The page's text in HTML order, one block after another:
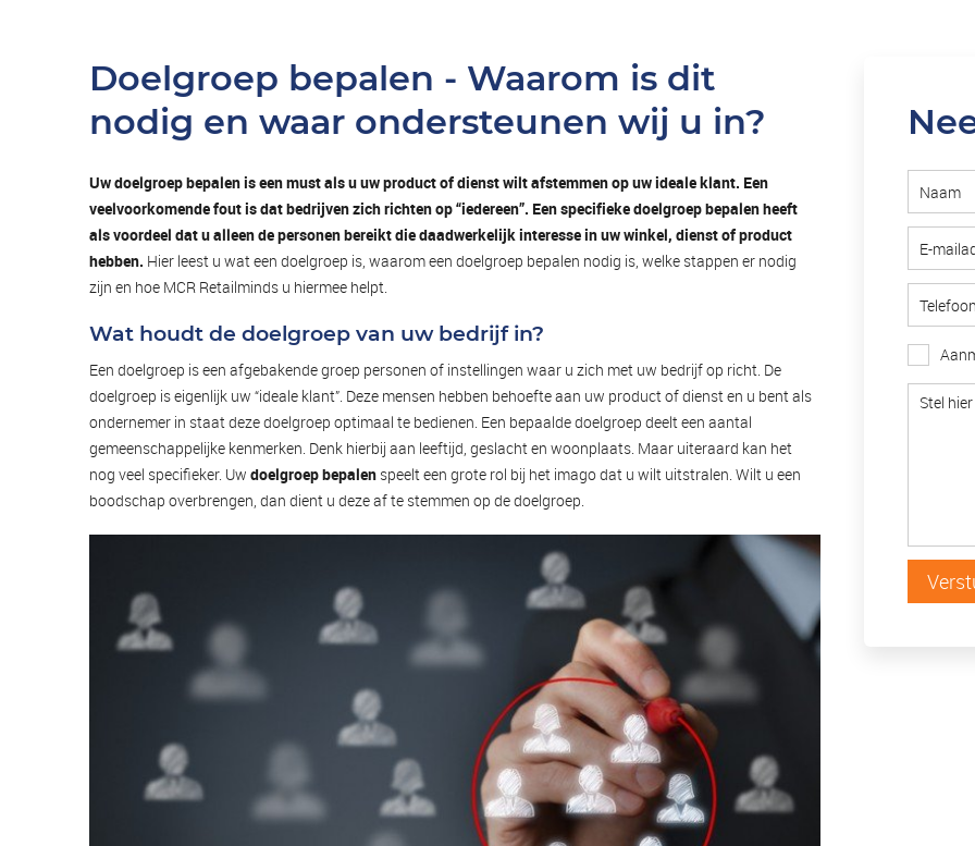
Doelgroep bepalen - Waarom is dit
nodig en waar ondersteunen wij u in?
Uw doelgroep bepalen is een must als u uw product of dienst wilt afstemmen op uw ideale klant. Een
veelvoorkomende fout is dat bedrijven zich richten op “iedereen”. Een specifieke doelgroep bepalen heeft
als voordeel dat u alleen de personen bereikt die daadwerkelijk interesse in uw winkel, dienst of product
hebben. Hier leest u wat een doelgroep is, waarom een doelgroep bepalen nodig is, welke stappen er nodig
zijn en hoe MCR Retailminds u hiermee helpt.
Wat houdt de doelgroep van uw bedrijf in?
Een doelgroep is een afgebakende groep personen of instellingen waar u zich met uw bedrijf op richt. De
doelgroep is eigenlijk uw “ideale klant”. Deze mensen hebben behoefte aan uw product of dienst en u bent als
ondernemer in staat deze doelgroep optimaal te bedienen. Een bepaalde doelgroep deelt een aantal
gemeenschappelijke kenmerken. Denk hierbij aan leeftijd, geslacht en woonplaats. Maar uiteraard kan het
nog veel specifieker. Uw doelgroep bepalen speelt een grote rol bij het imago dat u wilt uitstralen. Wilt u een
boodschap overbrengen, dan dient u deze af te stemmen op de doelgroep.